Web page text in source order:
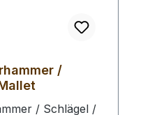
/
/ Schlägel /